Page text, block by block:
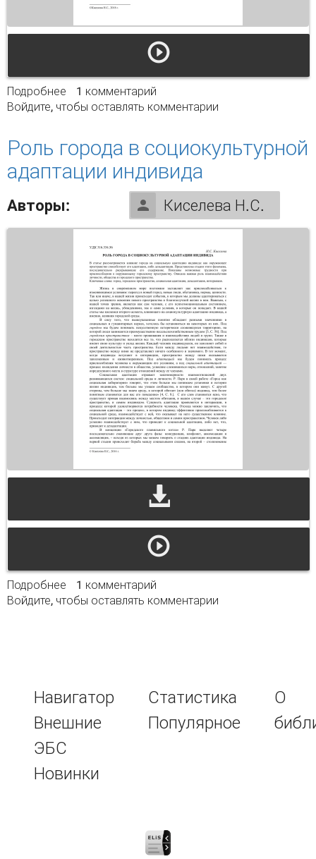
Подробнее о Образовательная миграция молодежи в
современной России
1 комментарий
Войдите, чтобы оставлять комментарии
Роль города в социокультурной
адаптации индивида
Авторы: Киселева Н.С.
Подробнее о Роль города в социокультурной адаптации
индивида
1 комментарий
Войдите, чтобы оставлять комментарии
Навигатор
Внешние
ЭБС
Новинки
Статистика
Популярное
О